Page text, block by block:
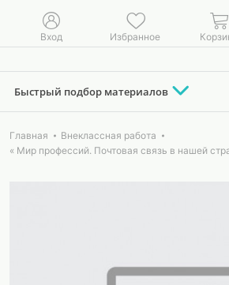
Вход Избранное
Быстрый подбор материалов
Главная
Внеклассная работа
« Мир профессий. Почтовая связь в нашей